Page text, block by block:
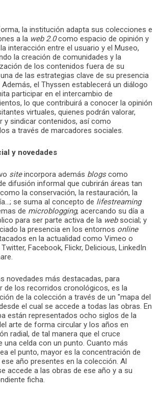
la institución adapta sus colecciones e
a la web 2.0como espacio de opinión y
interacción entre el usuario y el Museo,
la creación de comunidades y la
de los contenidos fuera de su
de las estrategias clave de su presencia
Además, el Thyssen establecerá un diálogo
participar en el intercambio de
lo que contribuirá a conocer la opinión
virtuales, quienes podrán valorar,
y sindicar contenidos, así como
a través de marcadores sociales.
y novedades
siteincorpora además blogscomo
difusión informal que cubrirán áreas tan
la conservación, la restauración, la
se suma al concepto de lifestreaming
de microblogging, acercando su día a
para ser parte activa de la websocial; y
la presencia en los entornos online
en la actualidad como Vimeo o
Facebook, Flickr, Delicious, LinkedIn
novedades más destacadas, para
de los recorridos cronológicos, es la
de la colección a través de un "mapa del
el cual se accede a todas las obras. En
están representados ocho siglos de la
arte de forma circular y los años en
radial, de tal manera que el cruce
una celda con un punto. Cuanto más
el punto, mayor es la concentración de
año presentes en la colección. Al
accede a las obras de ese año y a su
ficha.